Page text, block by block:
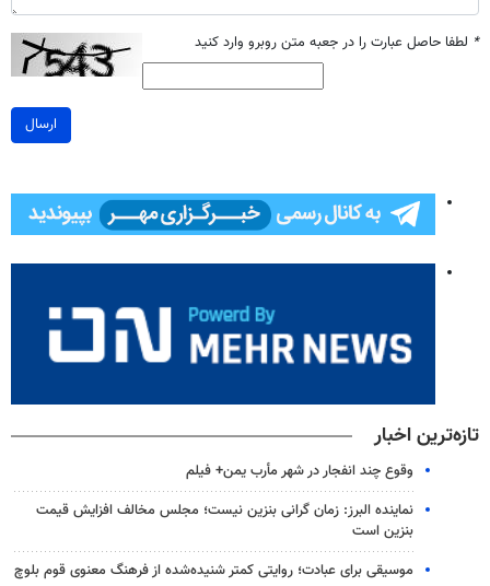
* لطفا حاصل عبارت را در جعبه متن روبرو وارد کنید
ارسال
تازه‌ترین اخبار
وقوع چند انفجار در شهر مأرب یمن+ فیلم
نماینده البرز: زمان گرانی بنزین نیست؛ مجلس مخالف افزایش قیمت
بنزین است
موسیقی برای عبادت؛ روایتی کمتر شنیده‌شده از فرهنگ معنوی قوم بلوچ